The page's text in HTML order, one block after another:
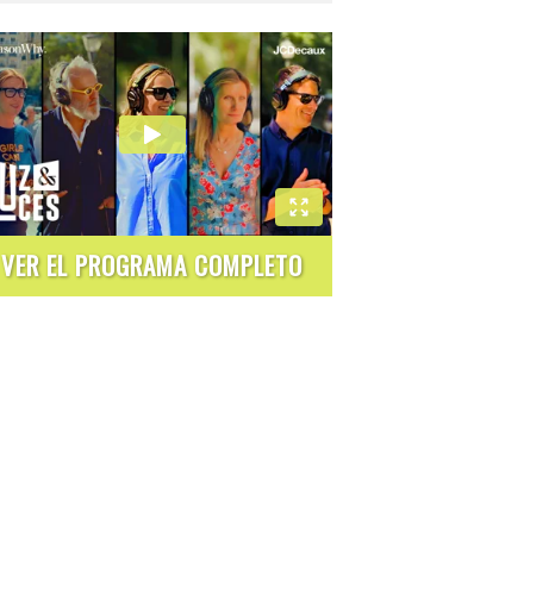
VER EL PROGRAMA COMPLETO